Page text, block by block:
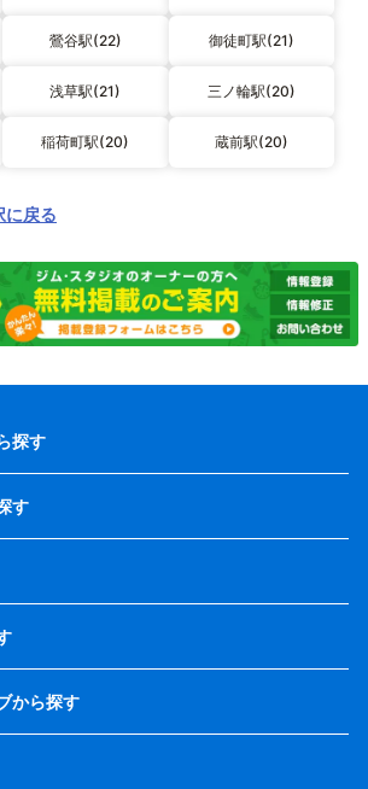
鶯谷駅(22) 御徒町駅(21)
浅草駅(21) 三ノ輪駅(20)
稲荷町駅(20) 蔵前駅(20)
に戻る
探す
す
から探す